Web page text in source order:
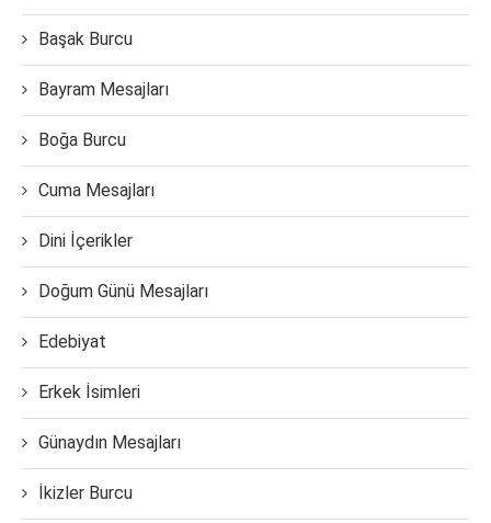
Başak Burcu
Bayram Mesajları
Boğa Burcu
Cuma Mesajları
Dini İçerikler
Doğum Günü Mesajları
Edebiyat
Erkek İsimleri
Günaydın Mesajları
İkizler Burcu